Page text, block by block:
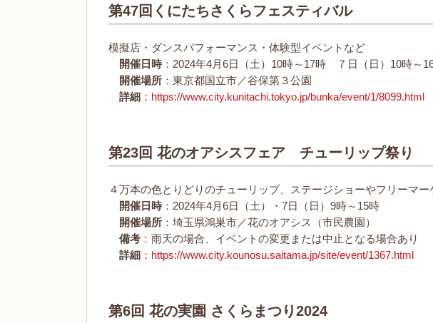
第47回くにたちさくらフェスティバル
模擬店・ダンスパフォーマンス・体験型イベントなど
開催日時 ：2024年4月6日（土）10時～17時 ７日（日）10時～
開催場所 ：東京都国立市／谷保第３公園
詳細 ： https://www.city.kunitachi.tokyo.jp/bunka/event/1/8099.html
第23回 花のオアシスフェア チューリップ祭り
４万本の色とりどりのチューリップ、ステージショーやフリーマー
開催日時 ：2024年4月6日（土）・7日（日）9時～15時
開催場所 ：埼玉県鴻巣市／花のオアシス（市民農園）
備考 ：雨天の場合、イベントの変更または中止となる場合あり
詳細 ： https://www.city.kounosu.saitama.jp/site/event/1367.html
第6回 花の実園 さくらまつり2024